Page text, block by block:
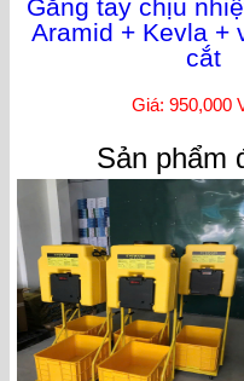
Găng tay chịu
Aramid + Kevla +
cắt
Giá: 950,000
Sản phẩm